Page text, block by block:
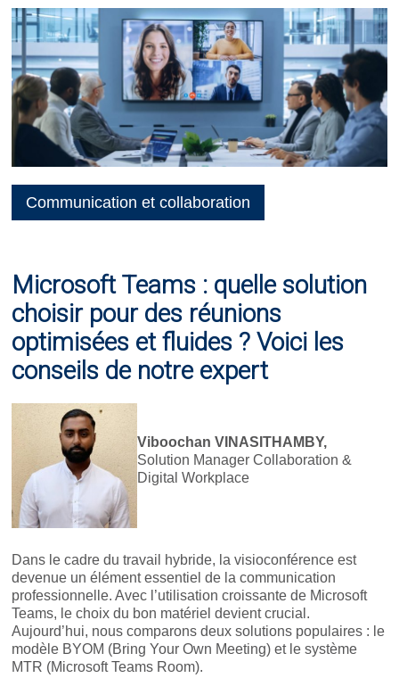
Communication et collaboration
Microsoft Teams : quelle solution
choisir pour des réunions
optimisées et fluides ? Voici les
conseils de notre expert
Viboochan VINASITHAMBY,
Solution Manager Collaboration &
Digital Workplace
Dans le cadre du travail hybride, la visioconférence est
devenue un élément essentiel de la communication
professionnelle. Avec l’utilisation croissante de Microsoft
Teams, le choix du bon matériel devient crucial.
Aujourd’hui, nous comparons deux solutions populaires : le
modèle BYOM (Bring Your Own Meeting) et le système
MTR (Microsoft Teams Room).